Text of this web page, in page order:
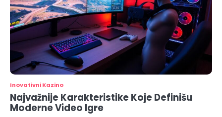
Inovativni Kazino
Najvažnije Karakteristike Koje Definišu
Moderne Video Igre